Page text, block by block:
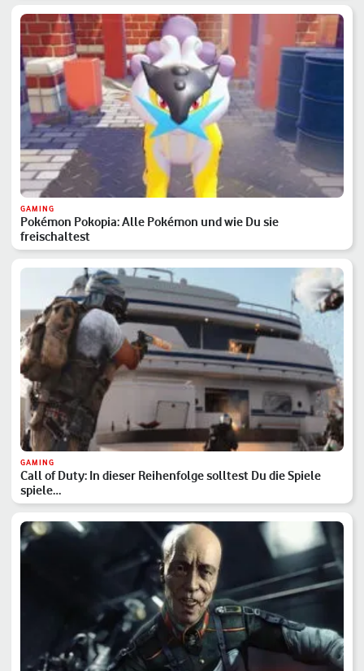
GAMING
Pokémon Pokopia: Alle Pokémon und wie Du sie
freischaltest
GAMING
Call of Duty: In dieser Reihenfolge solltest Du die Spiele
spiele…